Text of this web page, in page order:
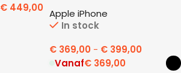
€ 449,00 Apple iPhone
In stock
€ 369,00 - € 399,00
Vanaf€ 369,00